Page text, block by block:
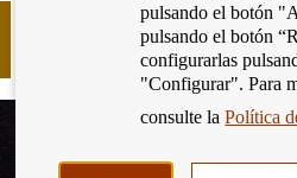
España
Eurosistema,
¿Sabes qué es un
y sus
pulsando el botón
pulsando el botón
configurarlas
"Configurar". Para
consulte laPolítica